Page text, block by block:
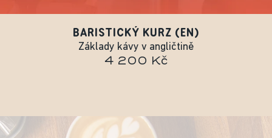
BARISTICKÝ KURZ (EN)
Základy kávy v angličtině
4 200 Kč